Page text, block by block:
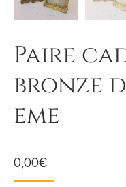
Paire
bronze
eme
0,00€